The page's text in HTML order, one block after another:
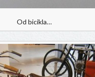
Od bicikla…